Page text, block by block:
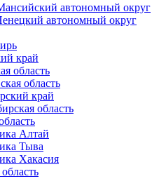
автономный округ
автономный округ
край
область
область
край
область
Алтай
Тыва
Хакасия